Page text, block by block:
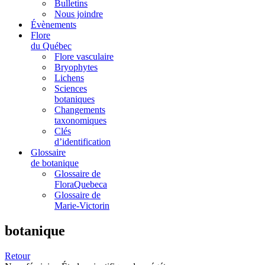
Bulletins
Nous joindre
Évènements
Flore
du Québec
Flore vasculaire
Bryophytes
Lichens
Sciences
botaniques
Changements
taxonomiques
Clés
d’identification
Glossaire
de botanique
Glossaire de
FloraQuebeca
Glossaire de
Marie-Victorin
botanique
Retour